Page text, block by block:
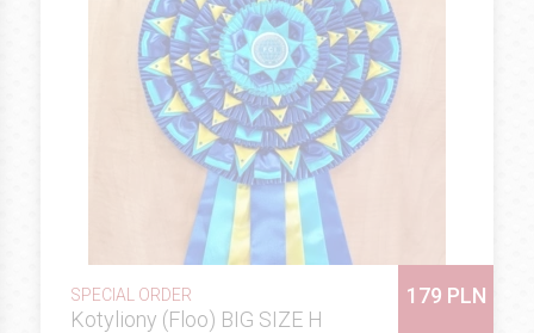
SPECIAL ORDER
Kotyliony (Floo) BIG SIZE H
179 PLN